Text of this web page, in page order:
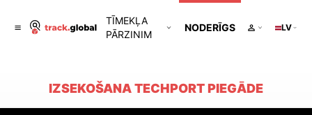
TĪMEKĻA
PĀRZINIM
NODERĪGS LV
IZSEKOŠANA TECHPORT PIEGĀDE